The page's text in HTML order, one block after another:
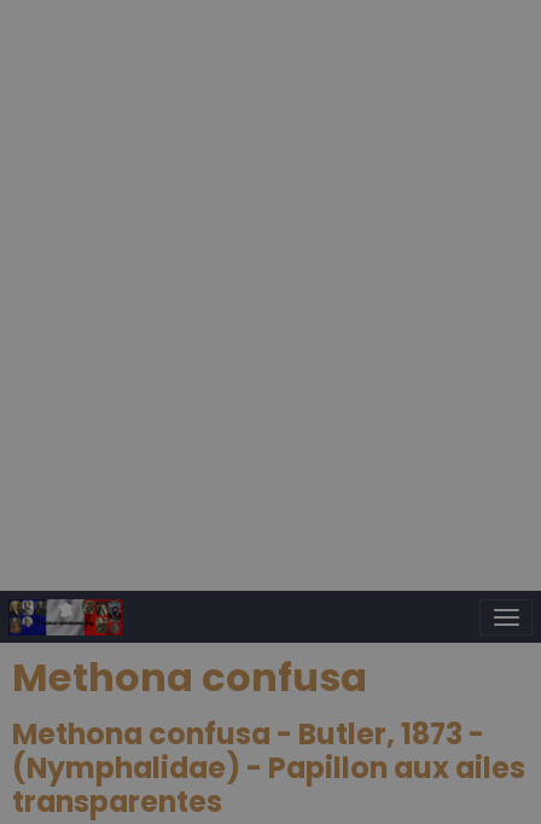
Methona confusa
Methona confusa - Butler, 1873 -
(Nymphalidae) - Papillon aux ailes
transparentes